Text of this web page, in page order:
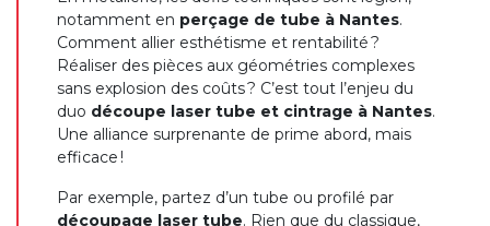
notamment en perçage de tube à Nantes.
Comment allier esthétisme et rentabilité ?
Réaliser des pièces aux géométries complexes
sans explosion des coûts ? C’est tout l’enjeu du
duo découpe laser tube et cintrage à Nantes.
Une alliance surprenante de prime abord, mais
efficace !
Par exemple, partez d’un tube ou profilé par
découpage laser tube. Rien que du classique,